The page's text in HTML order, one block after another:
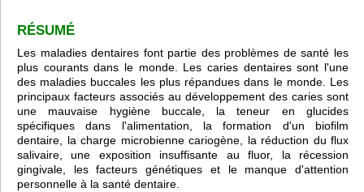
RÉSUMÉ
Les maladies dentaires font partie des problèmes de santé les
plus courants dans le monde. Les caries dentaires sont l'une
des maladies buccales les plus répandues dans le monde. Les
principaux facteurs associés au développement des caries sont
une mauvaise hygiène buccale, la teneur en glucides
spécifiques dans l'alimentation, la formation d'un biofilm
dentaire, la charge microbienne cariogène, la réduction du flux
salivaire, une exposition insuffisante au fluor, la récession
gingivale, les facteurs génétiques et le manque d'attention
personnelle à la santé dentaire.